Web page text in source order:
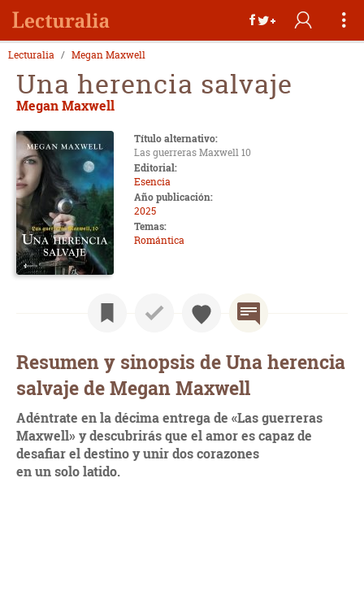
Lecturalia Megan Maxwell
Una herencia salvaje
Megan Maxwell
Título alternativo:
Las guerreras Maxwell 10
Editorial:
Esencia
Año publicación:
2025
Temas:
Romántica
Resumen y sinopsis de Una herencia
salvaje de Megan Maxwell
Adéntrate en la décima entrega de «Las guerreras
Maxwell» y descubrirás que el amor es capaz de
desafiar el destino y unir dos corazones
en un solo latido.